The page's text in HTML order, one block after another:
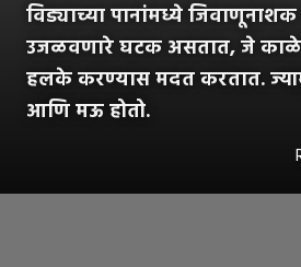
विड्याच्या पानांमध्ये
उजळवणारे घटक असतात, जे
हलके करण्यास मदत करतात.
आणि मऊ होतो.